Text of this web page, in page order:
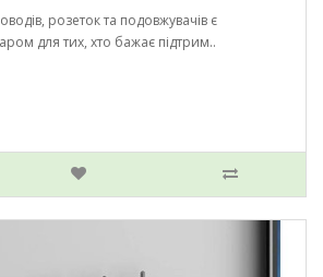
розеток та подовжувачів є
для тих, хто бажає підтрим..